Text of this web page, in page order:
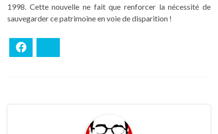
1998. Cette nouvelle ne fait que renforcer la nécessité de
sauvegarder ce patrimoine en voie de disparition !